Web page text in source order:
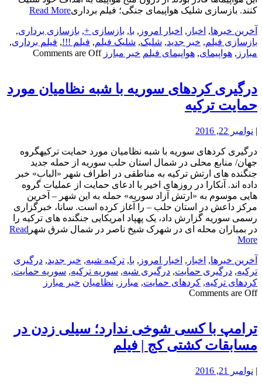
کنند. بازسازی شلیک هواپیمای جنگی؛ فیلم برداریRead More
آخرین خبرها, اخبار , اخبار امروز , با, بازسازی +, بازسازی برداری,
بازسازی فیلم, خبر جدید, شلیک, شلیک فیلم, فیلم !!!, فیلم برداری,
مبارز , هواپیمای, هواپیمای فیلم خبر مبارز Comments are Off
درگیری کردهای سوریه با شبه نظامیان مورد
حمایت ترکیه
| نوامبر 22, 2016
درگیری کردهای سوریه با شبه نظامیان مورد حمایت ترکیهگروه
جهان/ منابع محلی در شمال استان حلب سوریه از حمله جدید
جنگنده های ارتش ترکیه به مناطقی در اطراف شهر «الباب» خبر
داده اند. آنکارا در روزهای اخیر با ادعای حمایت از عملیات گروه
هایی موسوم به «ارتش آزاد سوریه» حمله به این شهر – آخرین
مرکز داعش در استان حلب – را آغاز کرده است. سانا، خبرگزاری
رسمی سوریه گزارش داد، یک پهپاد امریکایی جنگنده های ترکیه را
در بمباران محله ای در شهرک شیخ ناصر در شمال شرق شهر Read
More
آخرین خبرها, اخبار , اخبار امروز , با, ترکیه شبه, خبر جدید, درگیری
ترکیه, درگیری حمایت, درگیری شبه, سوریه ترکیه, سوریه حمایت,
کردهای ترکیه, کردهای حمایت, مبارز , نظامیان خبر مبارز
Comments are Off
ترامپ با کسی شوخی ندارد؛ سیلی زدن در
مسابقات کشتی کج | فیلم
| نوامبر 21, 2016